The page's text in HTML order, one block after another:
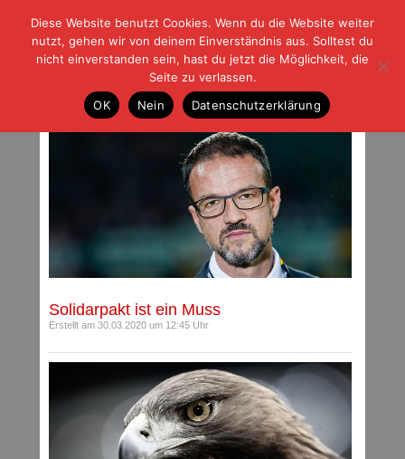
| | |BLOG-GFußball und der Rest
HOME|REGELN|IMPRESSUM |DATENSCHUTZ
Archiv für März 2020
Solidarpakt ist ein Muss
Erstellt am 30.03.2020 um 12:45 Uhr
Diese Website benutzt Cookies. Wenn du die Website weiter
nutzt, gehen wir von deinem Einverständnis aus. Solltest du
nicht einverstanden sein, hast du jetzt die Möglichkeit, die
Seite zu verlassen.
OK
Nein Datenschutzerklärung